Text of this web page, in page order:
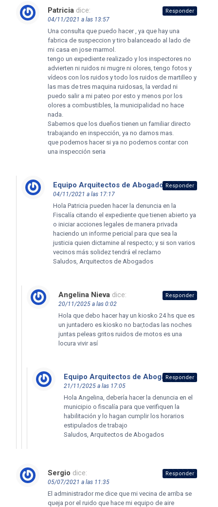
Patricia dice:
04/11/2021 a las 13:57
Una consulta que puedo hacer , ya que hay una
fabrica de suspeccion y tiro balanceado al lado de
mi casa en jose marmol.
tengo un expediente realizado y los inspectores no
advierten ni ruidos ni mugre ni olores, tengo fotos y
vídeos con los ruidos y todo los ruidos de martilleo y
las mas de tres maquina ruidosas, la verdad ni
puedo salir a mi pateo por esto y menos por los
olores a combustibles, la municipalidad no hace
nada.
Sabemos que los dueños tienen un familiar directo
trabajando en inspección, ya no damos mas.
que podemos hacer si ya no podemos contar con
una inspección seria
Responder
Equipo Arquitectos de Abogados dice:
04/11/2021 a las 17:17
Hola Patricia pueden hacer la denuncia en la
Fiscalía citando el expediente que tienen abierto ya
o iniciar acciones legales de manera privada
haciendo un informe pericial para que sea la
justicia quien dictamine al respecto; y si son varios
vecinos más solidez tendrá el reclamo
Saludos, Arquitectos de Abogados
Responder
Angelina Nieva dice:
20/11/2025 a las 0:02
Hola que debo hacer hay un kiosko 24 hs que es
un juntadero es kiosko no bar,todas las noches
juntas peleas gritos ruidos de motos es una
locura vivir así
Responder
Equipo Arquitectos de Abogados dice:
21/11/2025 a las 17:05
Hola Angelina, debería hacer la denuncia en el
municipio o fiscalía para que verifiquen la
habilitación y lo hagan cumplir los horarios
estipulados de trabajo
Saludos, Arquitectos de Abogados
Responder
Sergio dice:
05/07/2021 a las 11:35
El administrador me dice que mi vecina de arriba se
queja por el ruido que hace mi equipo de aire
Responder